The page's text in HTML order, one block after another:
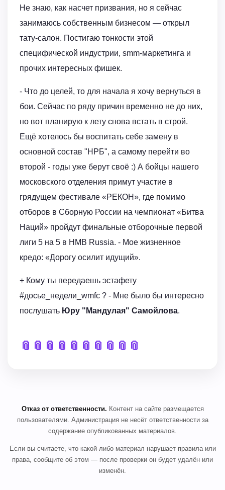
Не знаю, как насчет призвания, но я сейчас
занимаюсь собственным бизнесом — открыл
тату-салон. Постигаю тонкости этой
специфической индустрии, smm-маркетинга и
прочих интересных фишек.
- Что до целей, то для начала я хочу вернуться в
бои. Сейчас по ряду причин временно не до них,
но вот планирую к лету снова встать в строй.
Ещё хотелось бы воспитать себе замену в
основной состав "НРБ", а самому перейти во
второй - годы уже берут своё :) А бойцы нашего
московского отделения примут участие в
грядущем фестивале «РЕКОН», где помимо
отборов в Сборную России на чемпионат «Битва
Наций» пройдут финальные отборочные первой
лиги 5 на 5 в HMB Russia. - Мое жизненное
кредо: «Дорогу осилит идущий».
+ Кому ты передаешь эстафету
#досье_недели_wmfc ? - Мне было бы интересно
послушать Юру "Мандулая" Самойлова.
📎 📎 📎 📎 📎 📎 📎 📎 📎 📎
Отказ от ответственности. Контент на сайте размещается
пользователями. Администрация не несёт ответственности за
содержание опубликованных материалов.
Если вы считаете, что какой-либо материал нарушает правила или
права, сообщите об этом — после проверки он будет удалён или
изменён.